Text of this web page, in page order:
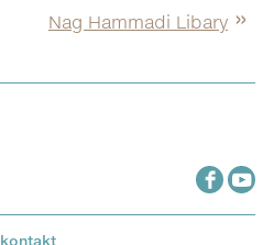
Nag Hammadi Libary
kontakt